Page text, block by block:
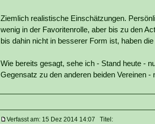
Ziemlich realistische Einschätzungen.
wenig in der Favoritenrolle, aber bis zu den
bis dahin nicht in besserer Form ist, haben
Wie bereits gesagt, sehe ich - Stand heute -
Gegensatz zu den anderen beiden Vereinen -
Verfasst am: 15 Dez 2014 14:07 Titel: